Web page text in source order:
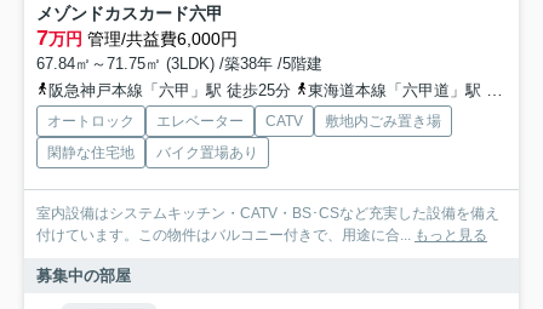
メゾンドカスカード六甲
7万円 管理/共益費6,000円
67.84㎡～71.75㎡ (3LDK) /築38年 /5階建
阪急神戸本線「六甲」駅 徒歩25分
東海道本線「六甲道」駅 徒歩34分
オートロック エレベーター CATV
敷地内ごみ置き場
閑静な住宅地
バイク置場あり
室内設備はシステムキッチン・CATV・BS･CSなど充実した設備を備え
付けています。この物件はバルコニー付きで、用途に合... もっと見る
募集中の部屋